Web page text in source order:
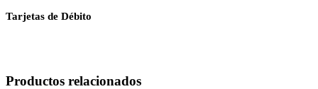
Tarjetas de Débito
Productos relacionados